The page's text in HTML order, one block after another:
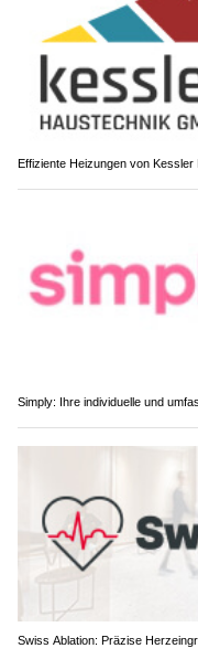
Effiziente Heizungen von
Simply: Ihre individuelle und
Swiss Ablation: Präzise